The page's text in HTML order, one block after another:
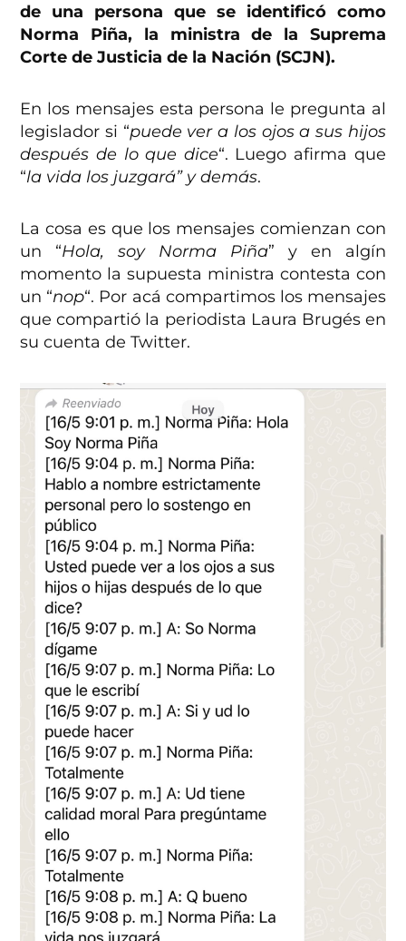
de una persona que se identificó como
Norma Piña, la ministra de la Suprema
Corte de Justicia de la Nación (SCJN).
En los mensajes esta persona le pregunta al
legislador si “puede ver a los ojos a sus hijos
después de lo que dice“. Luego afirma que
“la vida los juzgará” y demás.
La cosa es que los mensajes comienzan con
un “Hola, soy Norma Piña” y en algín
momento la supuesta ministra contesta con
un “nop“. Por acá compartimos los mensajes
que compartió la periodista Laura Brugés en
su cuenta de Twitter.